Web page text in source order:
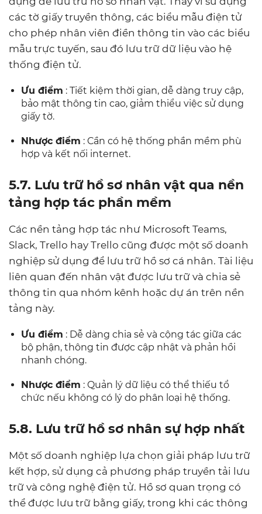
các tờ giấy truyền thông, các biểu mẫu điện tử
cho phép nhân viên điền thông tin vào các biểu
mẫu trực tuyến, sau đó lưu trữ dữ liệu vào hệ
thống điện tử.
Ưu điểm : Tiết kiệm thời gian, dễ dàng truy cập,
bảo mật thông tin cao, giảm thiểu việc sử dụng
giấy tờ.
Nhược điểm : Cần có hệ thống phần mềm phù
hợp và kết nối internet.
5.7. Lưu trữ hồ sơ nhân vật qua nền
tảng hợp tác phần mềm
Các nền tảng hợp tác như Microsoft Teams,
Slack, Trello hay Trello cũng được một số doanh
nghiệp sử dụng để lưu trữ hồ sơ cá nhân. Tài liệu
liên quan đến nhân vật được lưu trữ và chia sẻ
thông tin qua nhóm kênh hoặc dự án trên nền
tảng này.
Ưu điểm : Dễ dàng chia sẻ và cộng tác giữa các
bộ phận, thông tin được cập nhật và phản hồi
nhanh chóng.
Nhược điểm : Quản lý dữ liệu có thể thiếu tổ
chức nếu không có lý do phân loại hệ thống.
5.8. Lưu trữ hồ sơ nhân sự hợp nhất
Một số doanh nghiệp lựa chọn giải pháp lưu trữ
kết hợp, sử dụng cả phương pháp truyền tải lưu
trữ và công nghệ điện tử. Hồ sơ quan trọng có
thể được lưu trữ bằng giấy, trong khi các thông